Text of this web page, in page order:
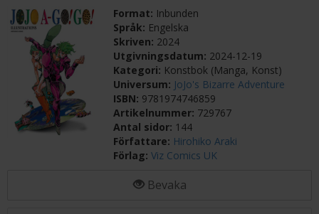
Format: Inbunden
Språk: Engelska
Skriven: 2024
Utgivningsdatum: 2024-12-19
Kategori: Konstbok (Manga, Konst)
Universum: JoJo's Bizarre Adventure
ISBN: 9781974746859
Artikelnummer: 729767
Antal sidor: 144
Författare: Hirohiko Araki
Förlag:Viz Comics UK
Bevaka